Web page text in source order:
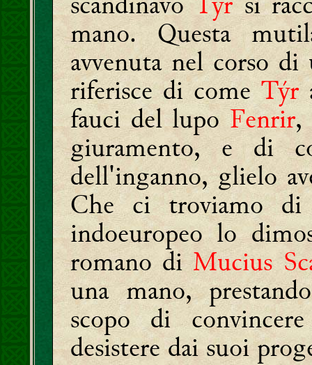
mano. Questa
avvenuta nel corso
riferisce di comeTýr
fauci del lupoFenrir,
giuramento, e di
dell'inganno, glielo
Che ci troviamo
indoeuropeo lo
romano diMucius
una mano,
scopo di
desistere dai suoi